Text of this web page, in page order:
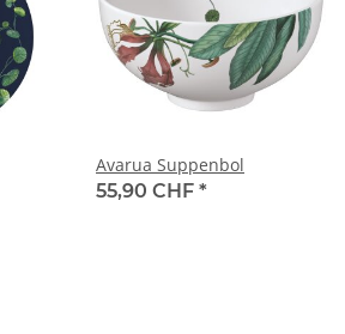
Avarua Suppenbol
55,90 CHF *